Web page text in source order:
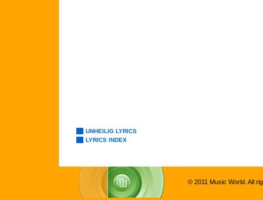
UNHEILIG LYRICS
LYRICS INDEX
© 2011 Music World. All